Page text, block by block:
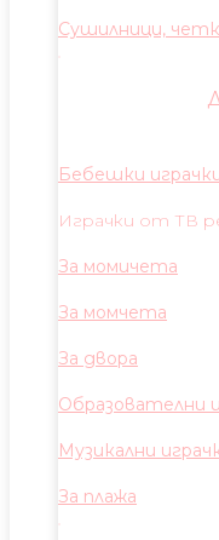
Сушилници,
Бебешки
Играчки от ТВ
За момичета
За момчета
За двора
Образователни
Музикални
За плажа